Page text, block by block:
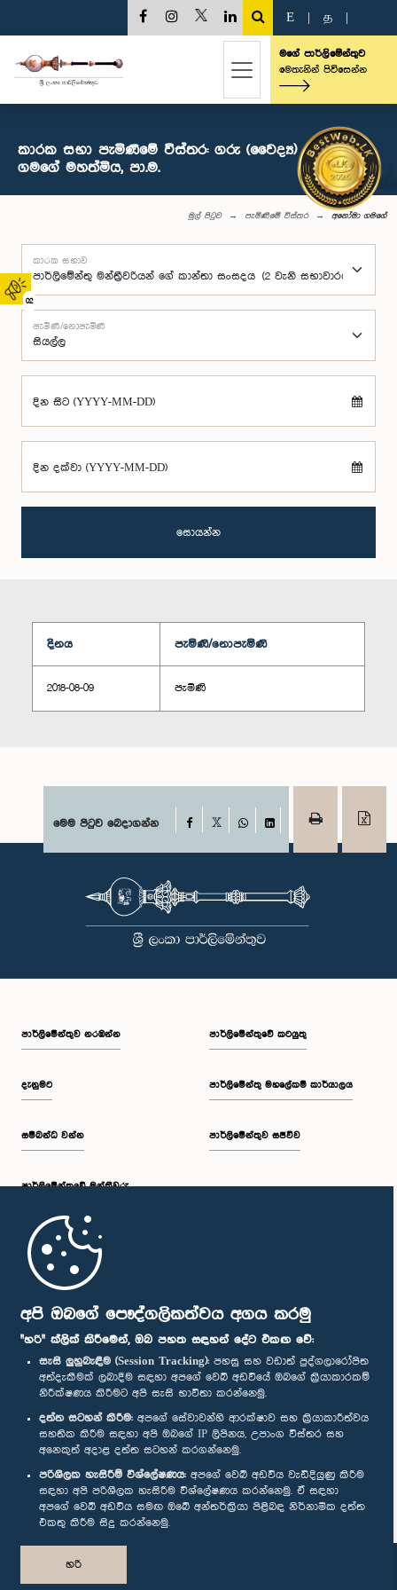
අපි ඔබගේ පෞද්ගලිකත්වය අගය කරමු
"හරි" ක්ලික් කිරීමෙන්, ඔබ පහත සඳහන් දේට එකඟ වේ:
සැසි ලුහුබැඳීම (Session Tracking): පහසු සහ වඩාත් පුද්ගලාරෝපිත
අත්දැකීමක් ලබාදීම සඳහා අපගේ වෙබ් අඩවියේ ඔබගේ ක්‍රියාකාරකම්
නිරීක්ෂණය කිරීමට අපි සැසි භාවිතා කරන්නෙමු.
දත්ත සටහන් කිරීම: අපගේ සේවාවන්හි ආරක්ෂාව සහ ක්‍රියාකාරීත්වය
සහතික කිරීම සඳහා අපි ඔබගේ IP ලිපිනය, උපාංග විස්තර සහ
අනෙකුත් අදාළ දත්ත සටහන් කරගන්නෙමු.
පරිශීලක හැසිරීම් විශ්ලේෂණය: අපගේ වෙබ් අඩවිය වැඩිදියුණු කිරීම
සඳහා අපි පරිශීලක හැසිරීම විශ්ලේෂණය කරන්නෙමු. ඒ සඳහා
අපගේ වෙබ් අඩවිය සමඟ ඔබේ අන්තර්ක්‍රියා පිළිබඳ නිර්නාමික දත්ත
එකතු කිරීම සිදු කරන්නෙමු.
හරි
02
E த
මගේ පාර්ලිමේන්තුව
මෙතැනින් පිවිසෙන්න
කාරක සභා පැමිණීමේ විස්තර: ගරු (වෛද්‍ය) අනෝමා
ගමගේ මහත්මිය, පා.ම.
මුල් පිටුව පැමිණීමේ විස්තර අනෝමා ගමගේ
කාරක සභාව
පැමිණි/නොපැමිණි
දින සිට (YYYY-MM-DD)
දින දක්වා (YYYY-MM-DD)
සොයන්න
දිනය පැමිණි/නොපැමිණි
2018-08-09 පැමිණි
මෙම පිටුව බෙදාගන්න Facebook
WhatsAppLinkedIn
පාර්ලි‌මේන්තුව නරඹන්න
දැනුමට
සම්බන්ධ වන්න
පාර්ලි‌මේන්තුවේ මන්ත්‍රීවරු
මුල් පිටුව
පාර්ලිමේන්තුවේ කටයුතු
පාර්ලිමේන්තු මහලේකම් කාර්යාලය
පාර්ලිමේන්තුව සජීවීව
පාර්ලිමේන්තු ජංගම යෙදුම
අප හා සම්බන්ධ වී සිටින්න :
සම්මාන
පෞද්ගලිකත්ව ප්‍රතිපත්තිය